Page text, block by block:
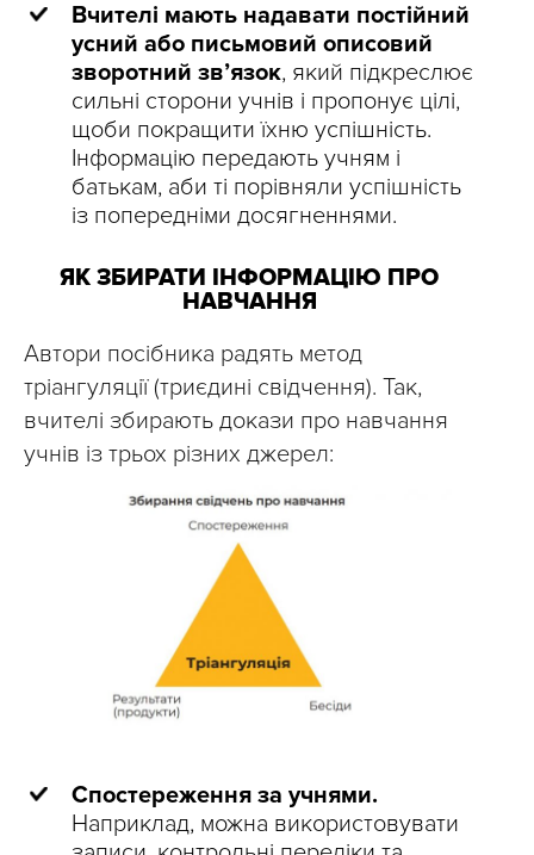
Вчителі мають надавати постійний
усний або письмовий описовий
зворотний зв’язок, який підкреслює
сильні сторони учнів і пропонує цілі,
щоби покращити їхню успішність.
Інформацію передають учням і
батькам, аби ті порівняли успішність
із попередніми досягненнями.
ЯК ЗБИРАТИ ІНФОРМАЦІЮ ПРО
НАВЧАННЯ
Автори посібника радять метод
тріангуляції (триєдині свідчення). Так,
вчителі збирають докази про навчання
учнів із трьох різних джерел:
Спостереження за учнями.
Наприклад, можна використовувати